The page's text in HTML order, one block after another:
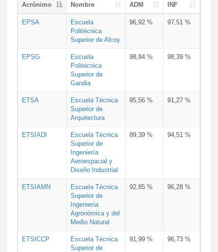
Acrónimo Nombre ADM INF
EPSA
Escuela
Politécnica
Superior de Alcoy
96,92 % 97,51 %
EPSG
Escuela
Politécnica
Superior de
Gandia
98,84 % 98,39 %
ETSA
Escuela Técnica
Superior de
Arquitectura
95,56 % 91,27 %
ETSIADI
Escuela Técnica
Superior de
Ingeniería
Aeroespacial y
Diseño Industrial
89,39 % 94,51 %
ETSIAMN
Escuela Técnica
Superior de
Ingeniería
Agronómica y del
Medio Natural
92,85 % 96,28 %
ETSICCP
Escuela Técnica
Superior de
91,99 % 96,73 %